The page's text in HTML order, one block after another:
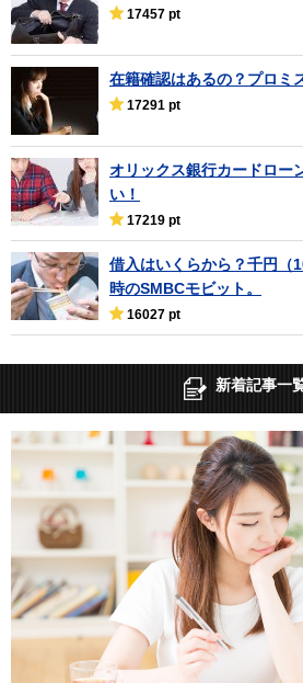
17457 pt
在籍確認はあるの？プロミ
17291 pt
オリックス銀行カードロー
い！
17219 pt
借入はいくらから？千円（
時のSMBCモビット。
16027 pt
新着記事一